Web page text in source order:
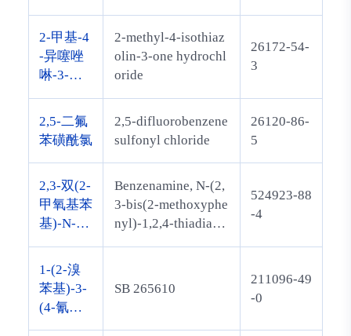
2-甲基-4
-异噻唑
啉-3-酮
2-methyl-4-isothiaz
olin-3-one hydrochl
oride
26172-54-
3
2,5-二氟
苯磺酰氯
2,5-difluorobenzene
sulfonyl chloride
26120-86-
5
2,3-双(2-
甲氧基苯
基)-N-苯
噻二唑-5
-亚胺
Benzenamine, N-(2,
3-bis(2-methoxyphe
nyl)-1,2,4-thiadiazol
524923-88
-4
1-(2-溴
苯基)-3-
(4-氰基-
SB 265610
211096-49
-0